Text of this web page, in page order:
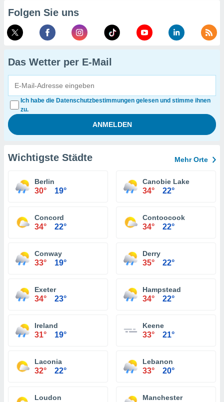
Folgen Sie uns
Das Wetter per E-Mail
Ich habe die Datenschutzbestimmungen gelesen und stimme ihnen
zu.
Wichtigste Städte Mehr Orte
Berlin
30° 19°
Canobie Lake
34° 22°
Concord
34° 22°
Contoocook
34° 22°
Conway
33° 19°
Derry
35° 22°
Exeter
34° 23°
Hampstead
34° 22°
Ireland
31° 19°
Keene
33° 21°
Laconia
32° 22°
Lebanon
33° 20°
Loudon Manchester